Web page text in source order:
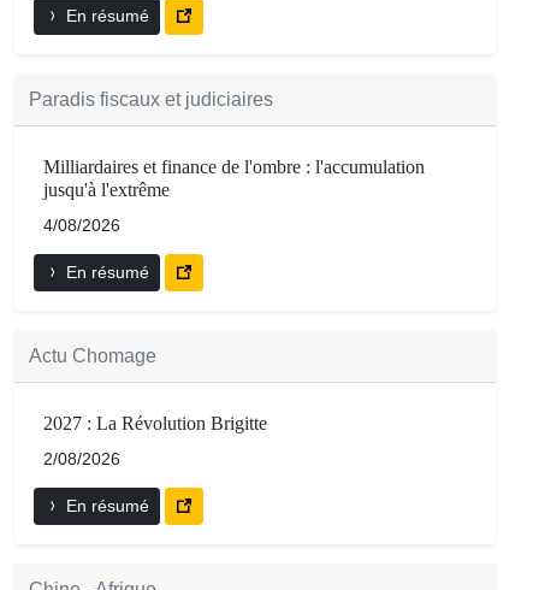
En résumé
Paradis fiscaux et judiciaires
Milliardaires et finance de l'ombre : l'accumulation
jusqu'à l'extrême
4/08/2026
En résumé
Actu Chomage
2027 : La Révolution Brigitte
2/08/2026
En résumé